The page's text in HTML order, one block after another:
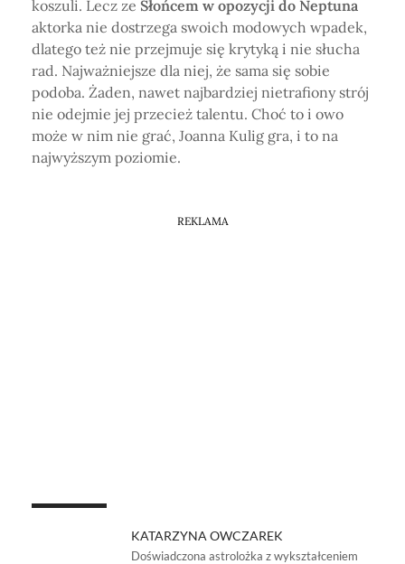
koszuli. Lecz ze Słońcem w opozycji do Neptuna
aktorka nie dostrzega swoich modowych wpadek,
dlatego też nie przejmuje się krytyką i nie słucha
rad. Najważniejsze dla niej, że sama się sobie
podoba. Żaden, nawet najbardziej nietrafiony strój
nie odejmie jej przecież talentu. Choć to i owo
może w nim nie grać, Joanna Kulig gra, i to na
najwyższym poziomie.
REKLAMA
KATARZYNA OWCZAREK
Doświadczona astrolożka z wykształceniem